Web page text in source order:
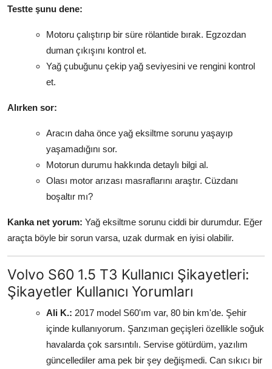
Testte şunu dene:
Motoru çalıştırıp bir süre rölantide bırak. Egzozdan
duman çıkışını kontrol et.
Yağ çubuğunu çekip yağ seviyesini ve rengini kontrol
et.
Alırken sor:
Aracın daha önce yağ eksiltme sorunu yaşayıp
yaşamadığını sor.
Motorun durumu hakkında detaylı bilgi al.
Olası motor arızası masraflarını araştır. Cüzdanı
boşaltır mı?
Kanka net yorum: Yağ eksiltme sorunu ciddi bir durumdur. Eğer
araçta böyle bir sorun varsa, uzak durmak en iyisi olabilir.
Volvo S60 1.5 T3 Kullanıcı Şikayetleri:
Şikayetler Kullanıcı Yorumları
Ali K.: 2017 model S60'ım var, 80 bin km'de. Şehir
içinde kullanıyorum. Şanzıman geçişleri özellikle soğuk
havalarda çok sarsıntılı. Servise götürdüm, yazılım
güncellediler ama pek bir şey değişmedi. Can sıkıcı bir